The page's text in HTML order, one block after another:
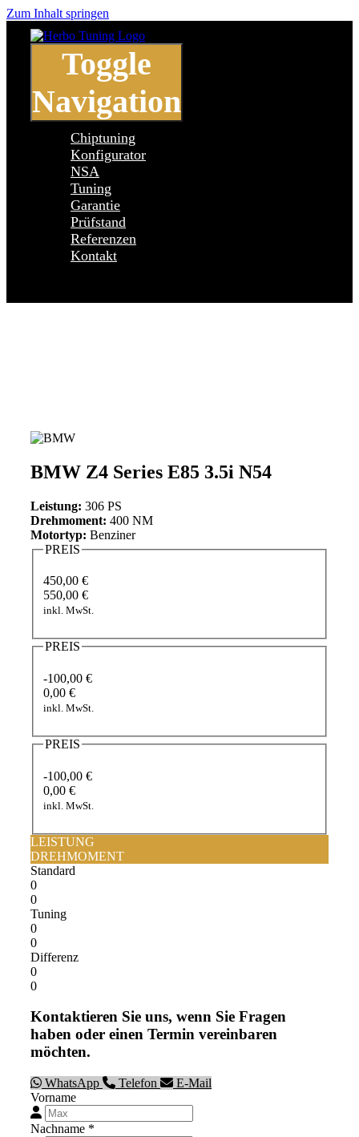
Zum Inhalt springen
Toggle
Navigation
Chiptuning
Konfigurator
NSA
Tuning
Garantie
Prüfstand
Referenzen
Kontakt
BMW Z4 Series E85 3.5i N54
Leistung: 306 PS
Drehmoment: 400 NM
Motortyp: Benziner
PREIS
450,00 €
550,00 €
inkl. MwSt.
PREIS
-100,00 €
0,00 €
inkl. MwSt.
PREIS
-100,00 €
0,00 €
inkl. MwSt.
LEISTUNG
DREHMOMENT
Standard
0
0
Tuning
0
0
Differenz
0
0
Kontaktieren Sie uns, wenn Sie Fragen
haben oder einen Termin vereinbaren
möchten.
WhatsApp Telefon
E-Mail
Vorname
Nachname *